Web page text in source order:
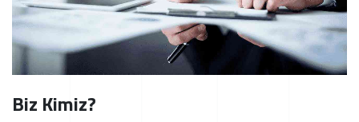
Biz Kimiz?